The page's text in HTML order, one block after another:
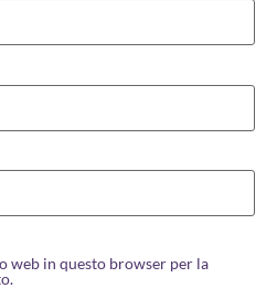
web in questo browser per la